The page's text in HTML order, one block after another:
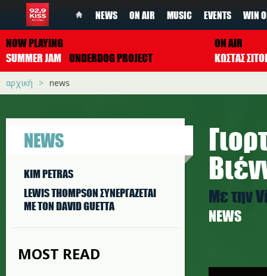
NEWS ON AIR MUSIC EVENTS WIN
NOW PLAYING
SUMMER JAM UNDERDOG PROJECT
ON AIR
ΚΩΣΤΑΣ
αρχική news
NEWS
KIM PETRAS
LEWIS THOMPSON ΣΥΝΕΡΓAΖΕΤΑΙ
ΜΕ ΤΟΝ DAVID GUETTA
MOST READ
Με την
NEWS